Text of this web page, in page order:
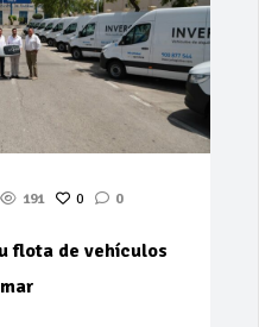
191 0 0
flota de vehículos